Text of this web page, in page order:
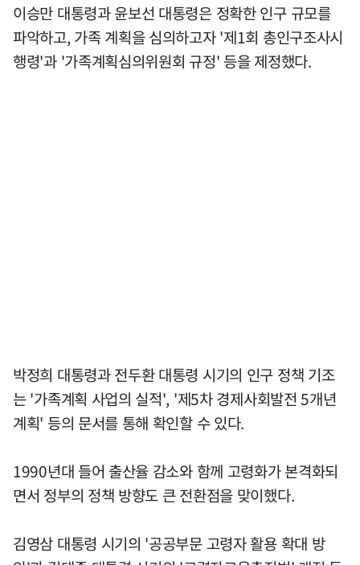
이승만 대통령과 윤보선 대통령은 정확한 인구 규모를
파악하고, 가족 계획을 심의하고자 '제1회 총인구조사시
행령'과 '가족계획심의위원회 규정' 등을 제정했다.
박정희 대통령과 전두환 대통령 시기의 인구 정책 기조
는 '가족계획 사업의 실적', '제5차 경제사회발전 5개년
계획' 등의 문서를 통해 확인할 수 있다.
1990년대 들어 출산율 감소와 함께 고령화가 본격화되
면서 정부의 정책 방향도 큰 전환점을 맞이했다.
김영삼 대통령 시기의 '공공부문 고령자 활용 확대 방